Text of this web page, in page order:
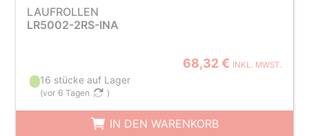
LAUFROLLEN
LR5002-2RS-INA
68,32 € INKL. MWST.
16 stücke auf Lager
(vor 6 Tagen )
IN DEN WARENKORB